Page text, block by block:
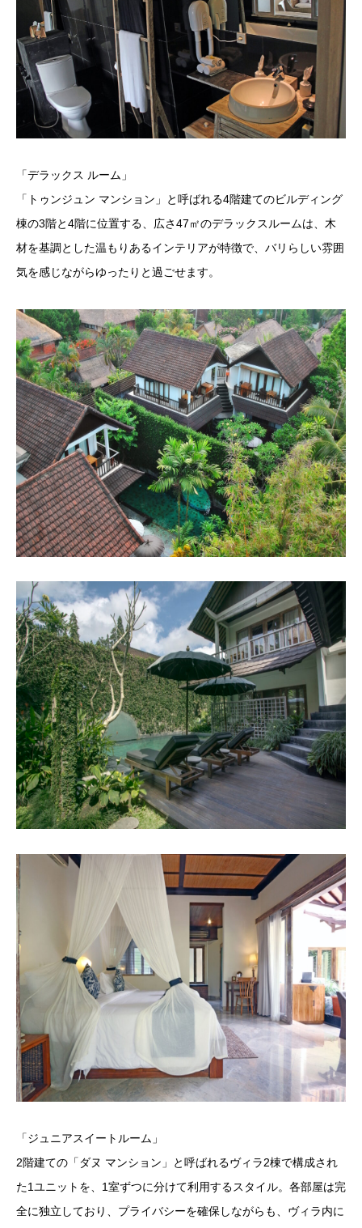
「デラックス ルーム」
「トゥンジュン マンション」と呼ばれる4階建てのビルディング
棟の3階と4階に位置する、広さ47㎡のデラックスルームは、木
材を基調とした温もりあるインテリアが特徴で、バリらしい雰囲
気を感じながらゆったりと過ごせます。
「ジュニアスイートルーム」
2階建ての「ダヌ マンション」と呼ばれるヴィラ2棟で構成され
た1ユニットを、1室ずつに分けて利用するスタイル。各部屋は完
全に独立しており、プライバシーを確保しながらも、ヴィラ内に